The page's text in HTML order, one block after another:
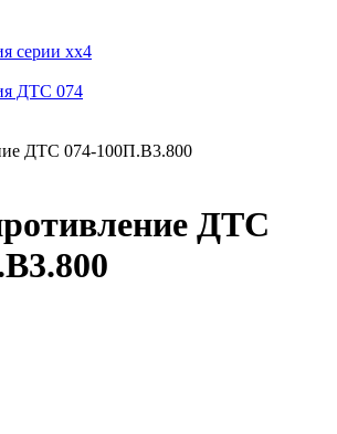
серии хх4
ДТС 074
ДТС 074-100П.В3.800
ДТС